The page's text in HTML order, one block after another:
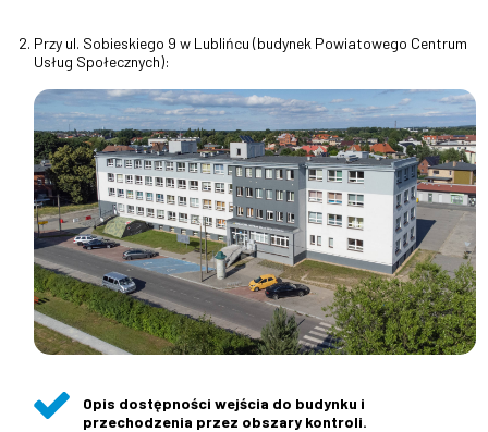
Przy ul. Sobieskiego 9 w Lublińcu (budynek Powiatowego Centrum
Usług Społecznych):
Opis dostępności wejścia do budynku i
przechodzenia przez obszary kontroli.